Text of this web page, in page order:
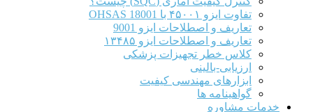
تفاوت ایزو ۴۵۰۰۱ با OHSAS 18001
تعاریف و اصطلاحات ایزو 9001
تعاریف و اصطلاحات ایزو ۱۳۴۸۵
کلاس خطر تجهیزات پزشکی
ارزیابی-بالینی
ابزارهای مهندسی کیفیت
گواهینامه ها
خدمات مشاوره